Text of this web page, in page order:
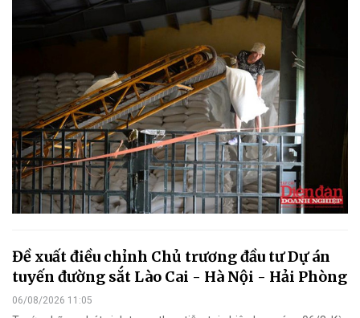
Đề xuất điều chỉnh Chủ trương đầu tư Dự án
tuyến đường sắt Lào Cai - Hà Nội - Hải Phòng
06/08/2026 11:05